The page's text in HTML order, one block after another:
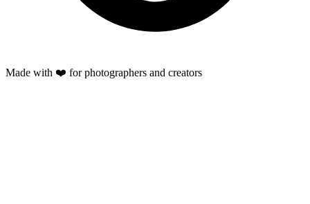
Made with ❤️ for photographers and creators